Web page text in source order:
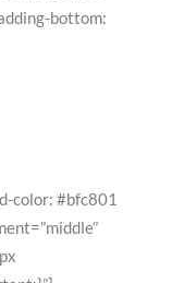
bottom:
color: #bfc801